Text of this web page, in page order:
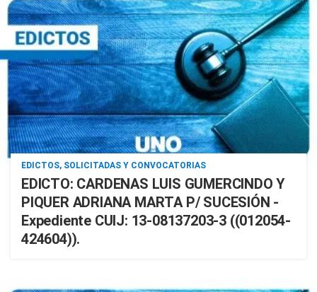
EDICTOS, SOLICITADAS Y CONVOCATORIAS
EDICTO: CARDENAS LUIS GUMERCINDO Y
PIQUER ADRIANA MARTA P/ SUCESIÓN -
Expediente CUIJ: 13-08137203-3 ((012054-
424604)).